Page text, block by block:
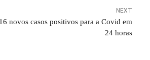
NEXT
novos casos positivos para a Covid em
24 horas